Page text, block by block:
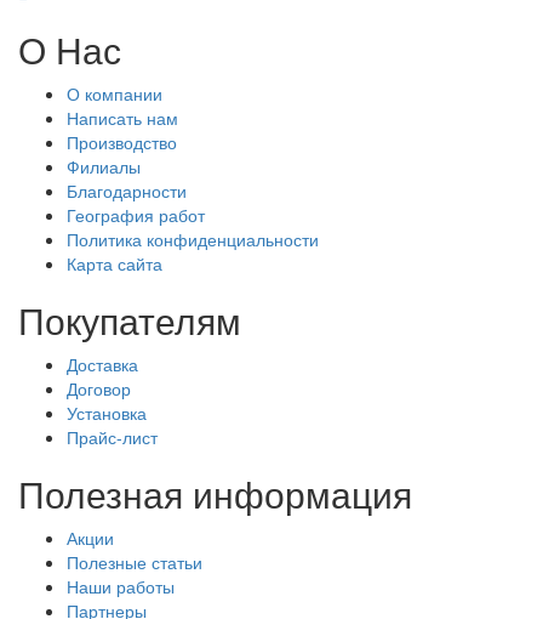
О Нас
О компании
Написать нам
Производство
Филиалы
Благодарности
География работ
Политика конфиденциальности
Карта сайта
Покупателям
Доставка
Договор
Установка
Прайс-лист
Полезная информация
Акции
Полезные статьи
Наши работы
Партнеры